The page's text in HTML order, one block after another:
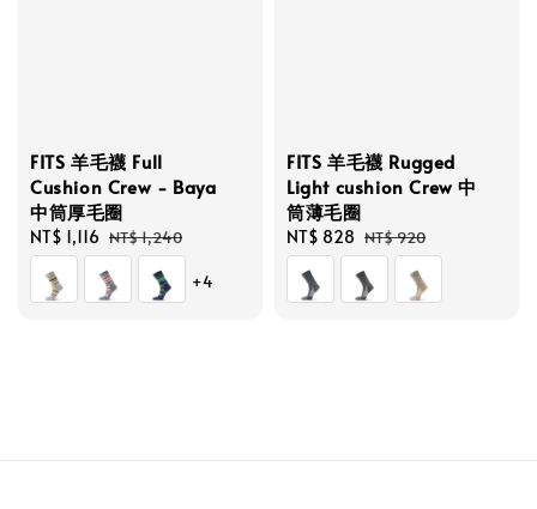
FITS 羊毛襪 Full
Cushion Crew - Baya
中筒厚毛圈
Sale
price
NT$ 1,116 Regular
price
NT$ 1,240
+4
FITS 羊毛襪 Rugged
Light cushion Crew 中
筒薄毛圈
Sale
price
NT$ 828 Regular
price
NT$ 920